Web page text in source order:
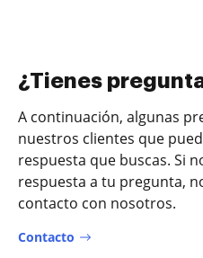
¿Tienes
A continuación, algunas
nuestros clientes que
respuesta que buscas. Si
respuesta a tu pregunta,
contacto con nosotros.
Contacto